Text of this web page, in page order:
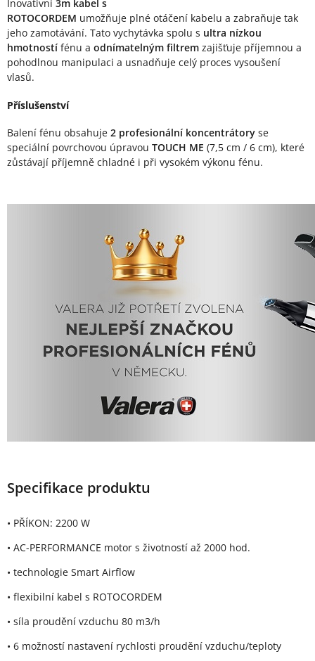
Inovativní 3m kabel s
ROTOCORDEM umožňuje plné otáčení kabelu a zabraňuje tak
jeho zamotávání. Tato vychytávka spolu s ultra nízkou
hmotností fénu a odnímatelným filtrem zajišťuje příjemnou a
pohodlnou manipulaci a usnadňuje celý proces vysoušení
vlasů.
Příslušenství
Balení fénu obsahuje 2 profesionální koncentrátory se
speciální povrchovou úpravou TOUCH ME (7,5 cm / 6 cm), které
zůstávají příjemně chladné i při vysokém výkonu fénu.
Specifikace produktu
• PŘÍKON: 2200 W
• AC-PERFORMANCE motor s životností až 2000 hod.
• technologie Smart Airflow
• flexibilní kabel s ROTOCORDEM
• síla proudění vzduchu 80 m3/h
• 6 možností nastavení rychlosti proudění vzduchu/teploty